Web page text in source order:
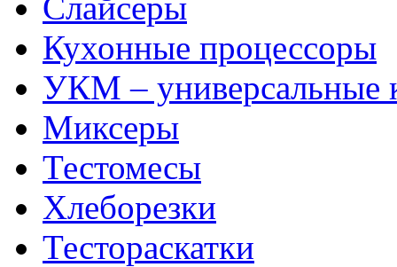
Кухонные процессоры
УКМ – универсальные
Миксеры
Тестомесы
Хлеборезки
Тестораскатки